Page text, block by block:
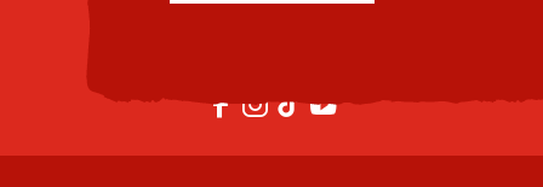
n
F
a
I
n
T
i
Y
o